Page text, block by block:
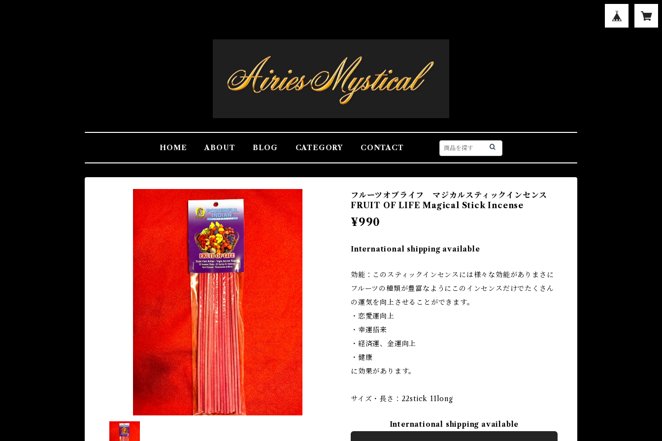
HOME ABOUT BLOG CATEGORY CONTACT
フルーツオブライフ マジカルスティックインセンス
FRUIT OF LIFE Magical Stick Incense
¥990
International shipping available
効能：このスティックインセンスには様々な効能がありまさに
フルーツの種類が豊富なようにこのインセンスだけでたくさん
の運気を向上させることができます。
・恋愛運向上
・幸運招来
・経済運、金運向上
・健康
に効果があります。
サイズ・長さ：22stick 11long
International shipping available